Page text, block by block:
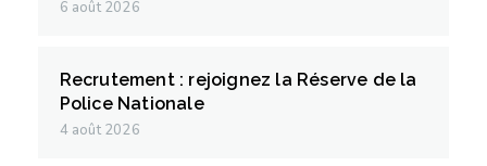
6 août 2026
Recrutement : rejoignez la Réserve de la
Police Nationale
4 août 2026